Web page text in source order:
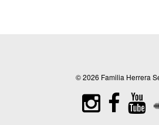
© 2026 Familia Herrera